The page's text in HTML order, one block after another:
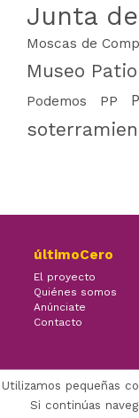
Junta
Moscas de
Museo
Podemos
PP
últimoCero
El proyecto
Quiénes somos
Anúnciate
Contacto
Utilizamos pequeñas
Si continúas